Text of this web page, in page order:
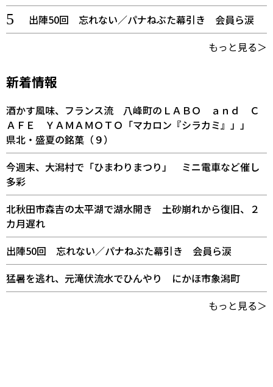
出陣50回 忘れない／パナねぶた幕引き 会員ら涙
もっと見る＞
新着情報
酒かす風味、フランス流 八峰町のＬＡＢＯ ａｎｄ Ｃ
ＡＦＥ ＹＡＭＡＭＯＴＯ「マカロン『シラカミ』」」
県北・盛夏の銘菓（９）
今週末、大潟村で「ひまわりまつり」 ミニ電車など催し
多彩
北秋田市森吉の太平湖で湖水開き 土砂崩れから復旧、２
カ月遅れ
出陣50回 忘れない／パナねぶた幕引き 会員ら涙
猛暑を逃れ、元滝伏流水でひんやり にかほ市象潟町
もっと見る＞